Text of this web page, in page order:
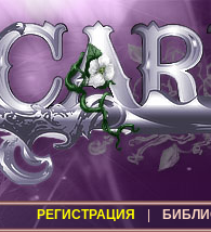
РЕГИСТРАЦИЯ